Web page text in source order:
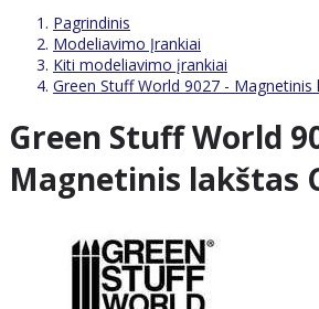
Pagrindinis
Modeliavimo Įrankiai
Kiti modeliavimo įrankiai
Green Stuff World 9027 - Magnetinis
Green Stuff World
Magnetinis lakštas